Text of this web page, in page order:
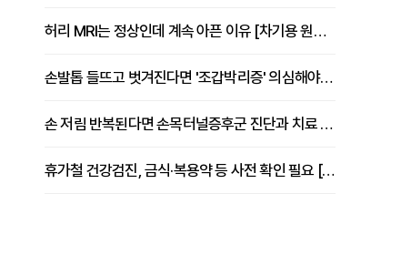
허리 MRI는 정상인데 계속 아픈 이유 [차기용 원장 칼럼]
손발톱 들뜨고 벗겨진다면 '조갑박리증' 의심해야 [김철윤 원장 칼럼]
손 저림 반복된다면 손목터널증후군 진단과 치료 시기 살펴야 [김동현 원장 칼럼]
휴가철 건강검진, 금식·복용약 등 사전 확인 필요 [정도감 원장 칼럼]